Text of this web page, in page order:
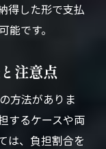
得した形で支払
です。
注意点
方法がありま
するケースや両
は、負担割合を